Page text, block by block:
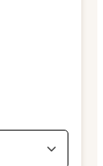
Sternen